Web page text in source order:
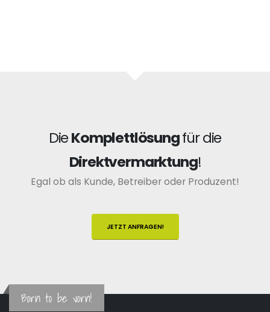
DieKomplettlösungfür die
Direktvermarktung!
Egal ob als Kunde, Betreiber oder Produzent!
JETZT ANFRAGEN!
Born to be vorn!